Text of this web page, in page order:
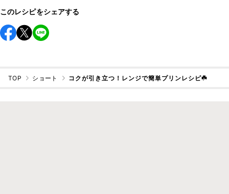
このレシピをシェアする
TOP ショート コクが引き立つ！レンジで簡単プリンレシピ☘️